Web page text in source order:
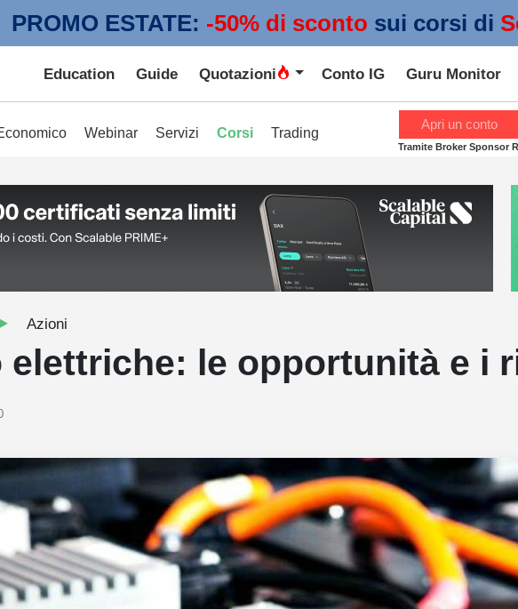
PROMO ESTATE: -50% di sconto sui corsi di
Education Guide Quotazioni Conto IG Guru Monitor
Webinar Servizi Corsi Trading
Apri un conto
Tramite Broker Sponsor
Azioni
elettriche: le opportunità e i